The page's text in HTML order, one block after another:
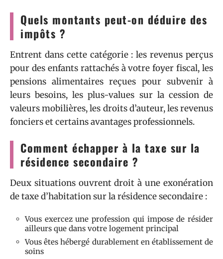
Quels montants peut-on déduire des
impôts ?
Entrent dans cette catégorie : les revenus perçus
pour des enfants rattachés à votre foyer fiscal, les
pensions alimentaires reçues pour subvenir à
leurs besoins, les plus-values sur la cession de
valeurs mobilières, les droits d’auteur, les revenus
fonciers et certains avantages professionnels.
Comment échapper à la taxe sur la
résidence secondaire ?
Deux situations ouvrent droit à une exonération
de taxe d’habitation sur la résidence secondaire :
Vous exercez une profession qui impose de résider
ailleurs que dans votre logement principal
Vous êtes hébergé durablement en établissement de
soins